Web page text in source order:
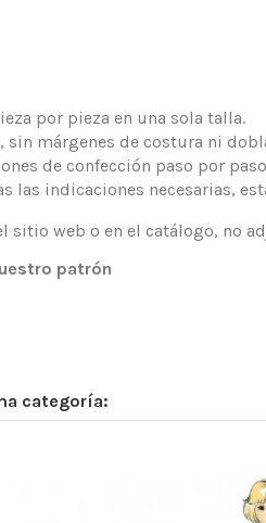
por pieza en una sola talla.
sin márgenes de costura ni
de confección paso por
las indicaciones necesarias,
sitio web o en el catálogo, no
patrón
categoría: